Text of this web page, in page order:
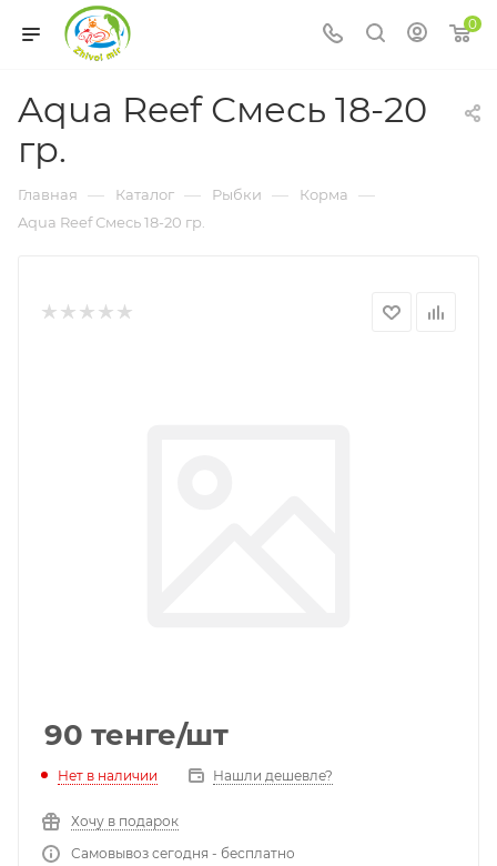
0
Aqua Reef Смесь 18-20
гр.
Главная — Каталог — Рыбки — Корма —
Aqua Reef Смесь 18-20 гр.
90 тенге/шт
Нет в наличии Нашли дешевле?
Хочу в подарок
Самовывоз сегодня - бесплатно